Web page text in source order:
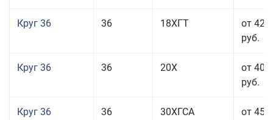
Круг 36 36 18ХГТ
от 42
руб.
Круг 36 36 20Х
от 40
руб.
Круг 36 36 30ХГСА
от 45